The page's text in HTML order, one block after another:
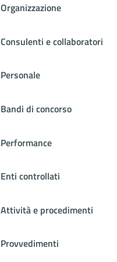
Organizzazione
Consulenti e collaboratori
Personale
Bandi di concorso
Performance
Enti controllati
Attività e procedimenti
Provvedimenti